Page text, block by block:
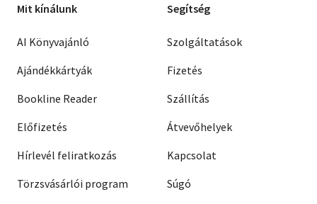
Mit kínálunk
AI Könyvajánló
Ajándékkártyák
Bookline Reader
Előfizetés
Hírlevél feliratkozás
Törzsvásárlói program
Segítség
Szolgáltatások
Fizetés
Szállítás
Átvevőhelyek
Kapcsolat
Súgó